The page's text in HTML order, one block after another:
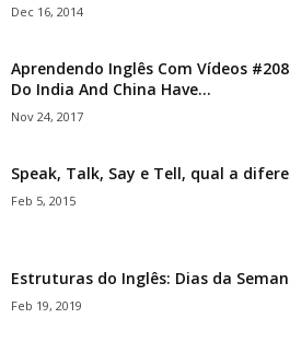
Dec 16, 2014
Aprendendo Inglês Com Vídeos
Do India And China Have...
Nov 24, 2017
Speak, Talk, Say e Tell, qual a
Feb 5, 2015
Estruturas do Inglês: Dias da
Feb 19, 2019